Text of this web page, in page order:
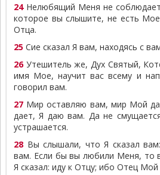
24Нелюбящий Меня не
которое вы слышите, не есть
Отца.
25 Сие сказал Я вам, находясь с
26Утешитель же, Дух Святый,
имя Мое, научит вас всему и
говорил вам.
27 Мир оставляю вам, мир Мой
дает, Я даю вам. Да не
устрашается.
28 Вы слышали, что Я сказал
вам. Если бы вы любили Меня, то
Я сказал: иду к Отцу; ибо Отец